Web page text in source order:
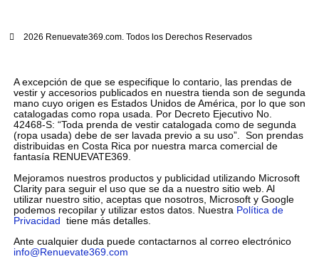
2026 Renuevate369.com. Todos los Derechos Reservados
A excepción de que se especifique lo contario, las prendas de
vestir y accesorios publicados en nuestra tienda son de segunda
mano cuyo origen es Estados Unidos de América, por lo que son
catalogadas como ropa usada. Por Decreto Ejecutivo No.
42468-S: “Toda prenda de vestir catalogada como de segunda
(ropa usada) debe de ser lavada previo a su uso”. Son prendas
distribuidas en Costa Rica por nuestra marca comercial de
fantasía RENUEVATE369.
Mejoramos nuestros productos y publicidad utilizando Microsoft
Clarity para seguir el uso que se da a nuestro sitio web. Al
utilizar nuestro sitio, aceptas que nosotros, Microsoft y Google
podemos recopilar y utilizar estos datos. Nuestra Política de
Privacidad tiene más detalles.
Ante cualquier duda puede contactarnos al correo electrónico
info@Renuevate369.com